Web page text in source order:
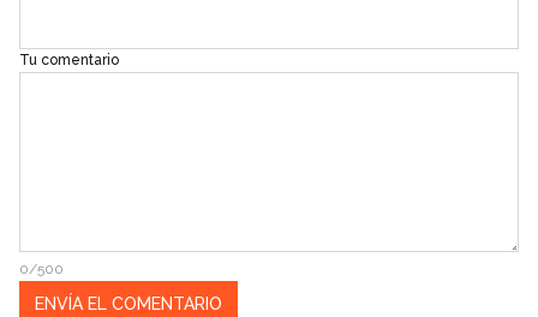
Tu comentario
0/500